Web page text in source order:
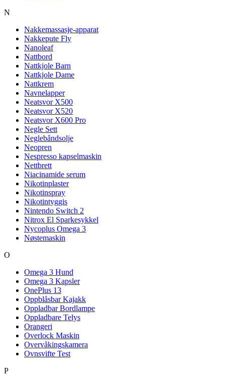
N
Nakkemassasje-apparat
Nakkepute Fly
Nanoleaf
Nattbord
Nattkjole Barn
Nattkjole Dame
Nattkrem
Navnelapper
Neatsvor X500
Neatsvor X520
Neatsvor X600 Pro
Negle Sett
Neglebåndsolje
Neopren
Nespresso kapselmaskin
Nettbrett
Niacinamide serum
Nikotinplaster
Nikotinspray
Nikotintyggis
Nintendo Switch 2
Nitrox El Sparkesykkel
Nycoplus Omega 3
Nøstemaskin
O
Omega 3 Hund
Omega 3 Kapsler
OnePlus 13
Oppblåsbar Kajakk
Oppladbar Bordlampe
Oppladbare Telys
Orangeri
Overlock Maskin
Overvåkingskamera
Ovnsvifte Test
P